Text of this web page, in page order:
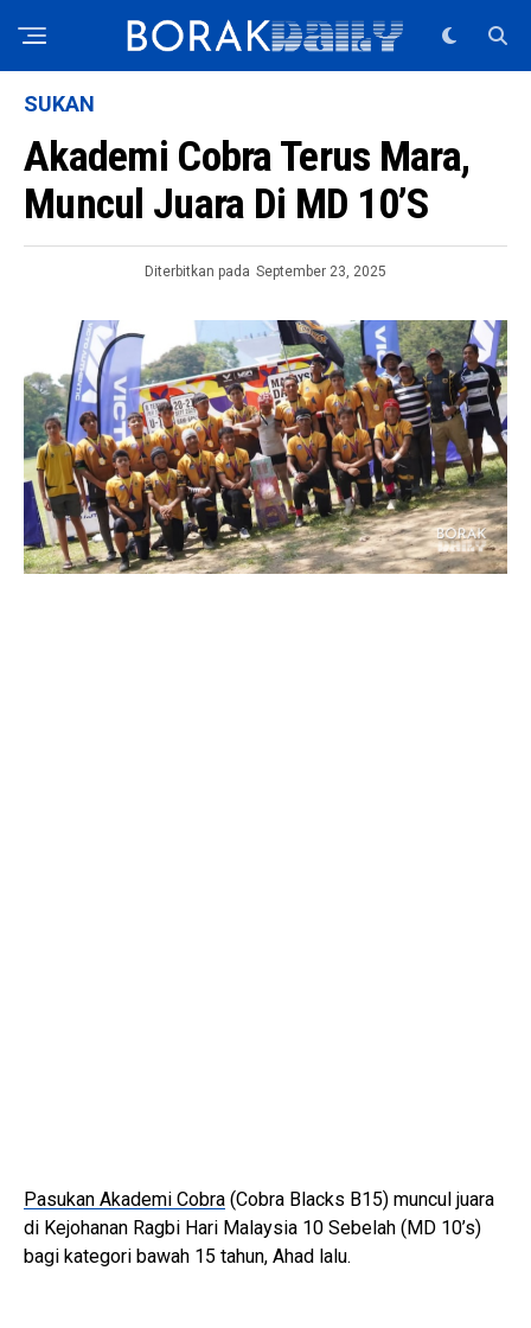
SUKAN
Akademi Cobra Terus Mara,
Muncul Juara Di MD 10’s
Diterbitkan pada September 23, 2025
Pasukan Akademi Cobra (Cobra Blacks B15) muncul juara
di Kejohanan Ragbi Hari Malaysia 10 Sebelah (MD 10’s)
bagi kategori bawah 15 tahun, Ahad lalu.